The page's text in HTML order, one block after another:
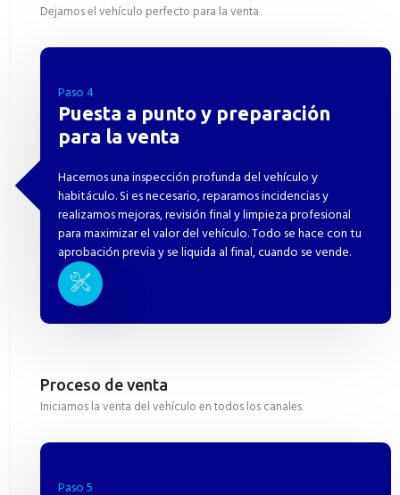
Paso 4
Puesta a punto y preparación
para la venta
Hacemos una inspección profunda del vehículo y
habitáculo. Si es necesario, reparamos incidencias y
realizamos mejoras, revisión final y limpieza profesional
para maximizar el valor del vehículo. Todo se hace con tu
aprobación previa y se liquida al final, cuando se vende.
Dejamos el vehículo perfecto para la venta
Paso 5
Proceso de venta
Iniciamos la venta del vehículo en todos los canales